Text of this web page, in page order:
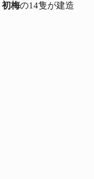
初梅の14隻が建造